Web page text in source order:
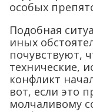
особых
Подобная
иных
почувствуют,
технические,
конфликт
вот, если это
молчаливому